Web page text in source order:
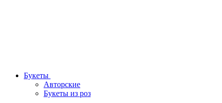
Букеты
Авторские
Букеты из роз